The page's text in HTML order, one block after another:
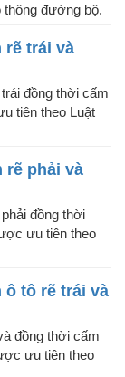
đường bộ.
rẽ trái và
đồng thời cấm
tiên theo Luật
rẽ phải và
đồng thời
ưu tiên theo
ô tô rẽ trái và
đồng thời cấm
ưu tiên theo